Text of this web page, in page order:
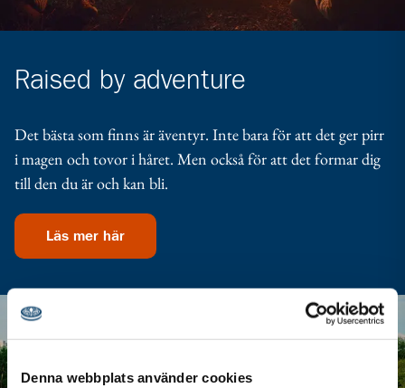
Denna webbplats använder cookies
Raised by adventure
Det bästa som finns är äventyr. Inte bara för att det ger pirr
i magen och tovor i håret. Men också för att det formar dig
till den du är och kan bli.
Läs mer här